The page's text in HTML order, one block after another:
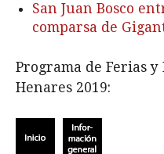
San Juan Bosco
comparsa de
Programa de Ferias y
Henares 2019: